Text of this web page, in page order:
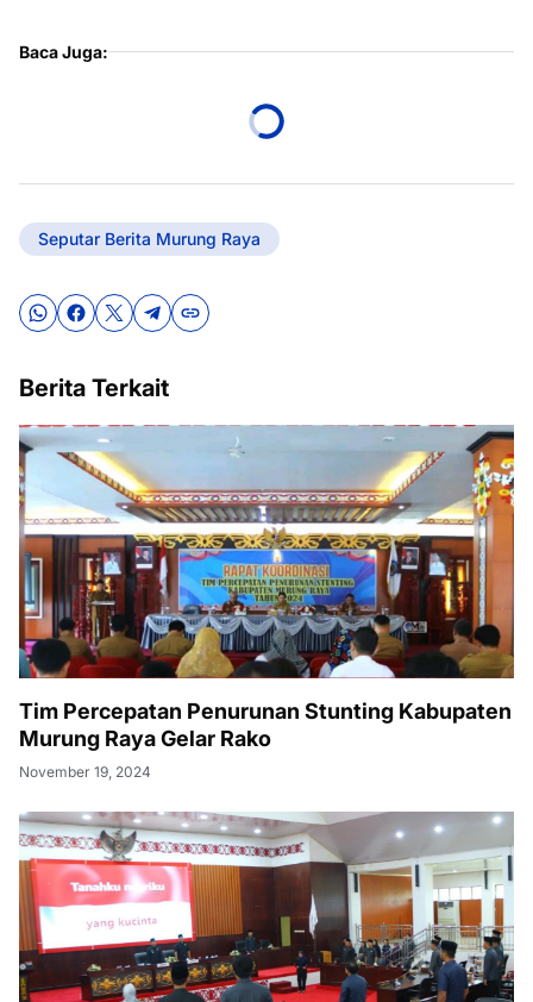
Baca Juga:
Seputar Berita Murung Raya
Berita Terkait
Tim Percepatan Penurunan Stunting Kabupaten
Murung Raya Gelar Rako
November 19, 2024